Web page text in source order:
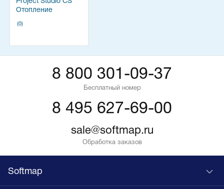
Project Studio CS
Отопление
(0)
8 800 301-09-37
Бесплатный номер
8 495 627-69-00
sale@softmap.ru
Обработка заказов
Softmap